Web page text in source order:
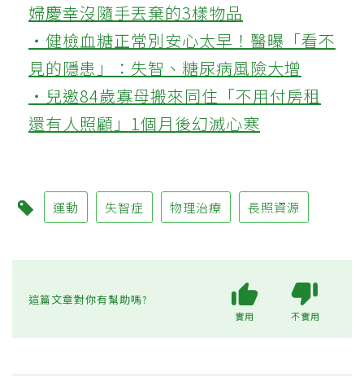
婦慶幸沒隨手丟棄的3樣物品
‧健檢血糖正常別安心太早！醫曝「看不
見的隱患」：失智、糖尿病風險大增
‧兒邀84歲寡母搬來同住「不用付房租
還有人照顧」1個月後幻滅心寒
運動 失智症 物理治療 長照資源
這篇文章對你有幫助嗎?
實用 不實用